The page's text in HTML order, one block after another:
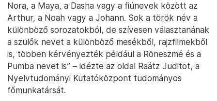
Nora, a Maya, a Dasha vagy a fiúnevek között az
Arthur, a Noah vagy a Johann. Sok a török név a
különböző sorozatokból, de szívesen választanának
a szülők nevet a különböző mesékből, rajzfilmekből
is, többen kérvényezték például a Röneszmé és a
Pumba nevet is” – idézte az oldal Raátz Juditot, a
Nyelvtudományi Kutatóközpont tudományos
főmunkatársát.